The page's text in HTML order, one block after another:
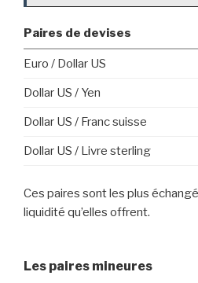
Paires de devises
Euro / Dollar US
Dollar US / Yen
Dollar US / Franc suisse
Dollar US / Livre sterling
Ces paires sont les plus
liquidité qu’elles offrent.
Les paires mineures